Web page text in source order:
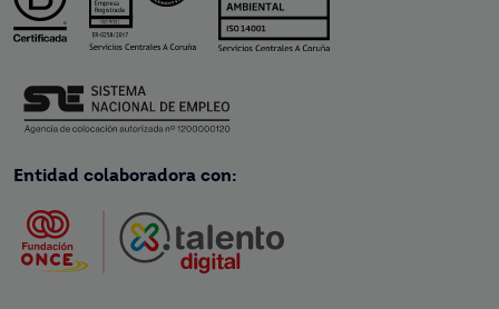
Entidad colaboradora con: